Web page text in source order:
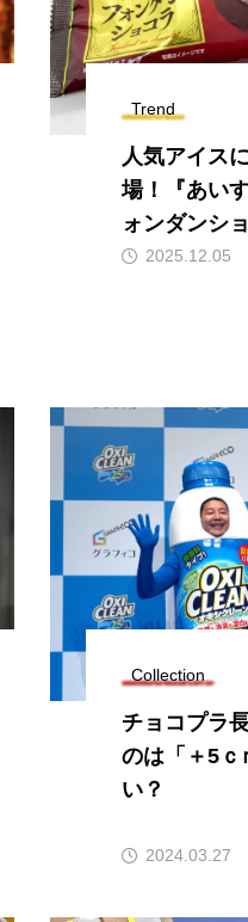
Trend
人気アイス
場！『あい
ォンダンシ
2025.12.05
Collection
チョコプラ
のは「＋5ｃ
い？
2024.03.27